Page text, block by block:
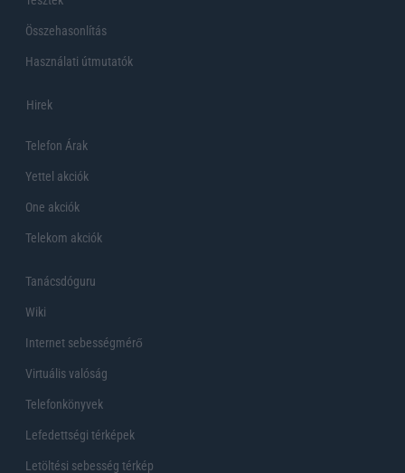
Összehasonlítás
Használati útmutatók
Hirek
Telefon Árak
Yettel akciók
One akciók
Telekom akciók
Tanácsdóguru
Wiki
Internet sebességmérő
Virtuális valóság
Telefonkönyvek
Lefedettségi térképek
Letöltési sebesség térkép